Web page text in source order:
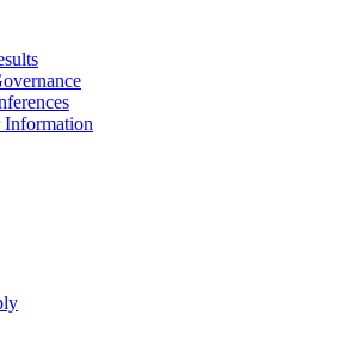
Information